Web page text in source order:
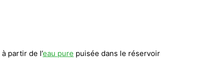
partir de l’eau pure puisée dans le réservoir